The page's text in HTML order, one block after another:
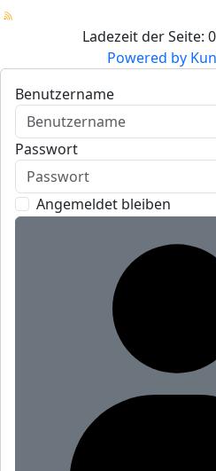
Ladezeit der Seite:
Powered by
Benutzername
Passwort
Angemeldet bleiben